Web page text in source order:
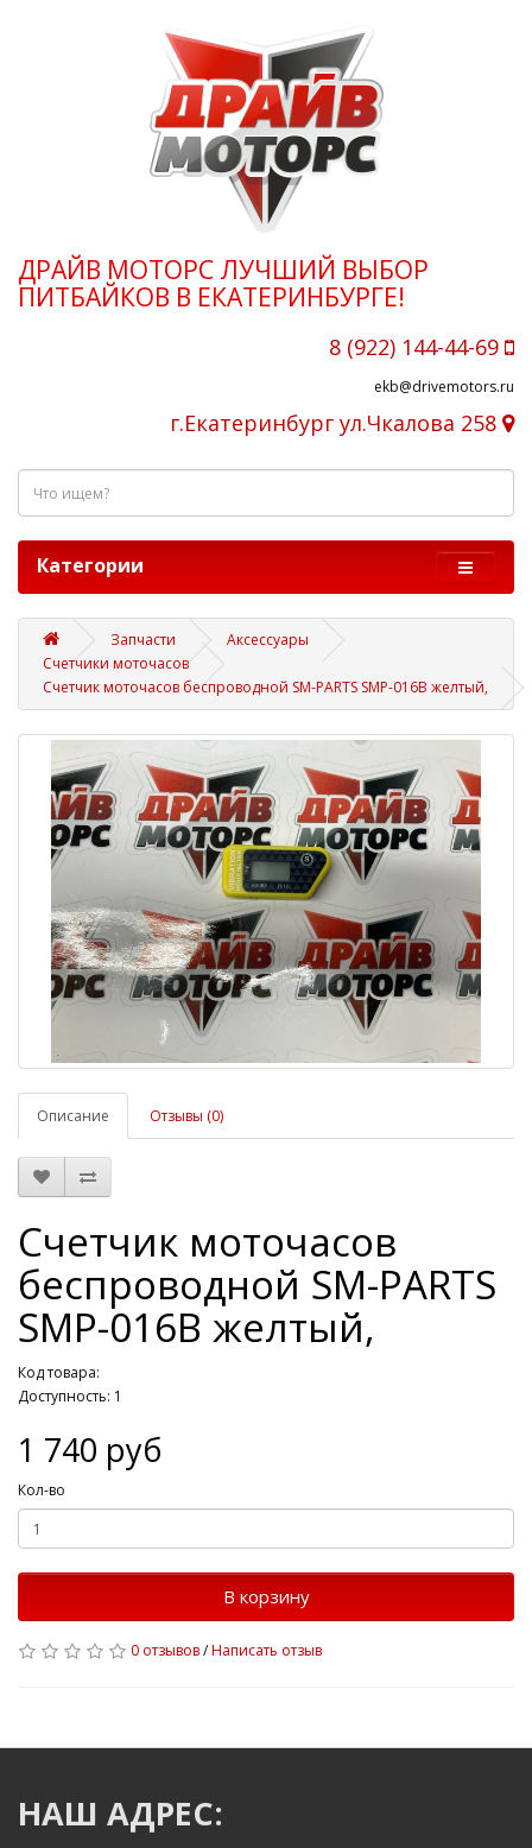
ДРАЙВ МОТОРС ЛУЧШИЙ ВЫБОР
ПИТБАЙКОВ В ЕКАТЕРИНБУРГЕ!
8 (922) 144-44-69
ekb@drivemotors.ru
г.Екатеринбург ул.Чкалова 258
Категории
Запчасти
Аксессуары
Счетчики моточасов
Счетчик моточасов беспроводной SM-PARTS SMP-016B желтый,
Описание Отзывы (0)
Счетчик моточасов
беспроводной SM-PARTS
SMP-016B желтый,
Код товара:
Доступность: 1
1 740 руб
Кол-во
В корзину
0 отзывов/Написать отзыв
НАШ АДРЕС: